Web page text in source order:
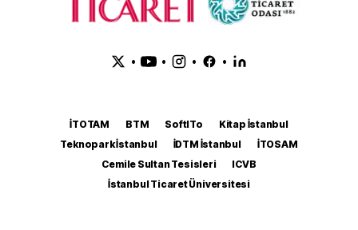
• • • •
İTOTAM BTM SoftITo
Kitap İstanbul
Teknopark İstanbul
İDTM İstanbul
İTOSAM
Cemile Sultan Tesisleri
ICVB
İstanbul Ticaret Üniversitesi